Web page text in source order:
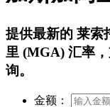
提供最新的 莱索
里 (MGA) 汇率
询。
金额：